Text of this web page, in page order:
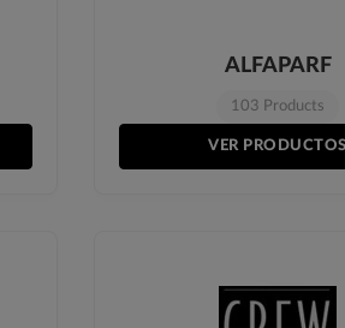
ALFAPARF
103 Products
VER